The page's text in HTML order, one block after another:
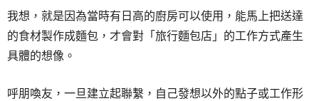
我想，就是因為當時有日高的廚房可以使用，能馬上把送達
的食材製作成麵包，才會對「旅行麵包店」的工作方式產生
具體的想像。
呼朋喚友，一旦建立起聯繫，自己發想以外的點子或工作形